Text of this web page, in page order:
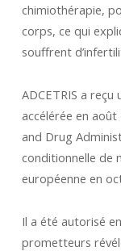
chimiothérapie,
corps, ce qui
souffrent
ADCETRIS a
accélérée en
and Drug
conditionnelle de
européenne en
Il a été autorisé
prometteurs